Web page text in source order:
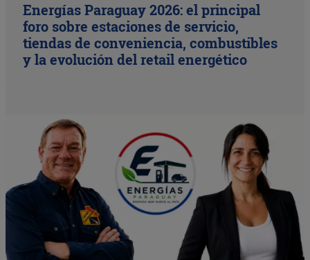
Energías Paraguay 2026: el principal
foro sobre estaciones de servicio,
tiendas de conveniencia, combustibles
y la evolución del retail energético